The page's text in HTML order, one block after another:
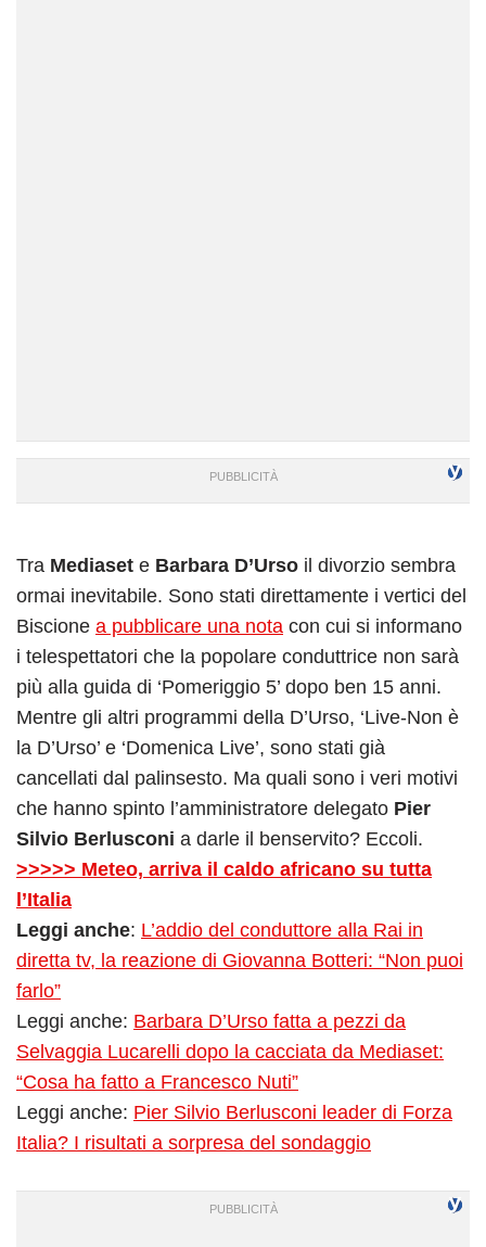
Tra Mediaset e Barbara D’Urso il divorzio sembra
ormai inevitabile. Sono stati direttamente i vertici del
Biscione a pubblicare una nota con cui si informano
i telespettatori che la popolare conduttrice non sarà
più alla guida di ‘Pomeriggio 5’ dopo ben 15 anni.
Mentre gli altri programmi della D’Urso, ‘Live-Non è
la D’Urso’ e ‘Domenica Live’, sono stati già
cancellati dal palinsesto. Ma quali sono i veri motivi
che hanno spinto l’amministratore delegato Pier
Silvio Berlusconi a darle il benservito? Eccoli.
>>>>> Meteo, arriva il caldo africano su tutta
l’Italia
Leggi anche: L’addio del conduttore alla Rai in
diretta tv, la reazione di Giovanna Botteri: “Non puoi
farlo”
Leggi anche: Barbara D’Urso fatta a pezzi da
Selvaggia Lucarelli dopo la cacciata da Mediaset:
“Cosa ha fatto a Francesco Nuti”
Leggi anche: Pier Silvio Berlusconi leader di Forza
Italia? I risultati a sorpresa del sondaggio